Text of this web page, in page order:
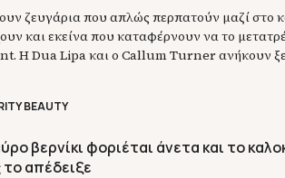
ζευγάρια που απλώς περπατούν μαζί στο
και εκείνα που καταφέρνουν να το
Η Dua Lipa και ο Callum Turner ανήκουν
της […]
BEAUTY
βερνίκι φοριέται άνετα και το
το απέδειξε